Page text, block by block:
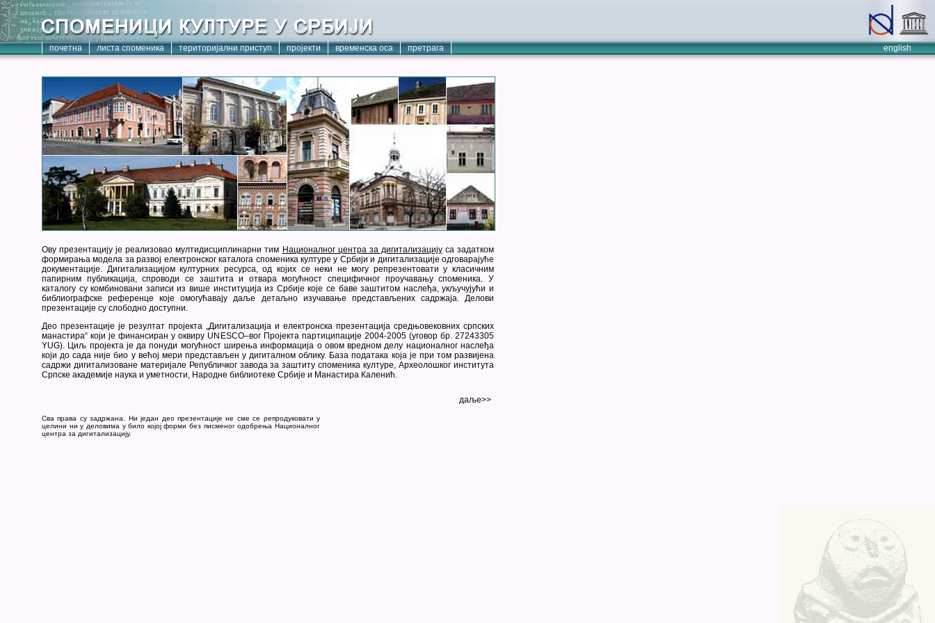
почетна листа споменика територијални приступ пројекти временска оса претрага english
Ову презентацију је реализовао мултидисциплинарни тим Националног центра за дигитализацијуса задатком
формирања модела за развој електронског каталога споменика културе у Србији и дигитализације одговарајуће
документације. Дигитализацијом културних ресурса, од којих се неки не могу репрезентовати у класичним
папирним публикација, спроводи се заштита и отвара могућност специфичног проучавању споменика. У
каталогу су комбиновани записи из више институција из Србије које се баве заштитом наслеђа, укључујући и
библиографске референце које омогућавају даље детаљно изучавање представљених садржаја. Делови
презентације су слободно доступни.
Део презентације је резултат пројекта „Дигитализација и електронска презентација средњовековних српских
манастира“ који је финансиран у оквиру UNESCO–вог Пројекта партиципације 2004-2005 (уговор бр. 27243305
YUG). Циљ пројекта је да понуди могућност ширења информација о овом вредном делу националног наслеђа
који до сада није био у већој мери представљен у дигиталном облику. База података која је при том развијена
садржи дигитализоване материјале Републичког завода за заштиту споменика културе, Археолошког института
Српске академије наука и уметности, Народне библиотеке Србије и Манастира Каленић.
даље>>
Сва права су задржана. Ни један део презентације не сме се репродуковати у
целини ни у деловима у било којој форми без писменог одобрења Националног
центра за дигитализацију.